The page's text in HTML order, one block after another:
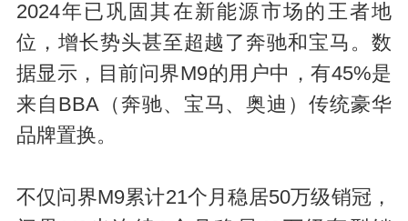
2024年已巩固其在新能源市场的王者地
位，增长势头甚至超越了奔驰和宝马。数
据显示，目前问界M9的用户中，有45%是
来自BBA（奔驰、宝马、奥迪）传统豪华
品牌置换。
不仅问界M9累计21个月稳居50万级销冠，